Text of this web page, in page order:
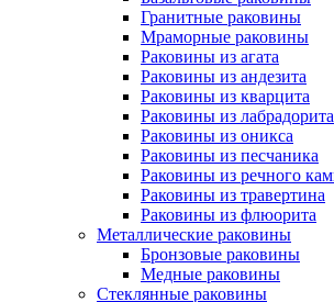
Гранитные раковины
Мраморные раковины
Раковины из агата
Раковины из андезита
Раковины из кварцита
Раковины из лабрадорита
Раковины из оникса
Раковины из песчаника
Раковины из речного
Раковины из травертина
Раковины из флюорита
Металлические раковины
Бронзовые раковины
Медные раковины
Стеклянные раковины